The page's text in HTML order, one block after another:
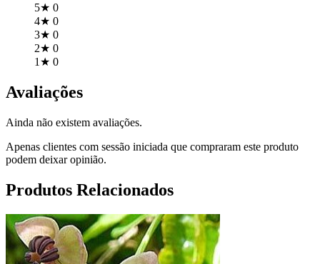
5★ 0
4★ 0
3★ 0
2★ 0
1★ 0
Avaliações
Ainda não existem avaliações.
Apenas clientes com sessão iniciada que compraram este produto
podem deixar opinião.
Produtos Relacionados